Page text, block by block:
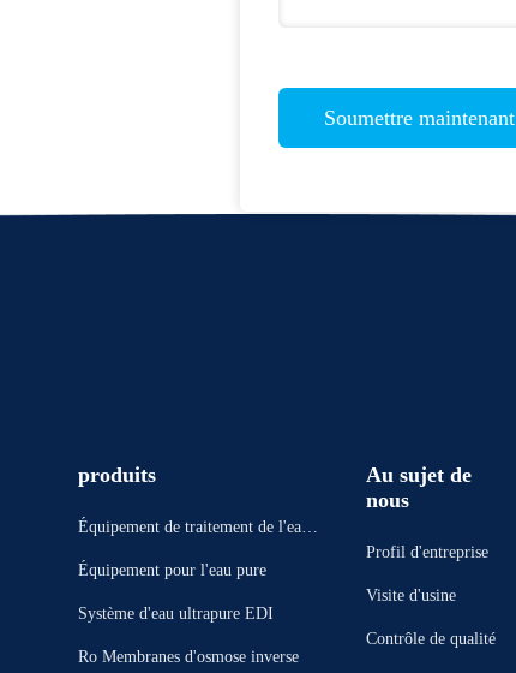
Soumettre maintenant
produits
Équipement de traitement de l'eau
d'osmose d'inversion
Équipement pour l'eau pure
Système d'eau ultrapure EDI
Ro Membranes d'osmose inverse
Au sujet de
nous
Profil d'entreprise
Visite d'usine
Contrôle de qualité